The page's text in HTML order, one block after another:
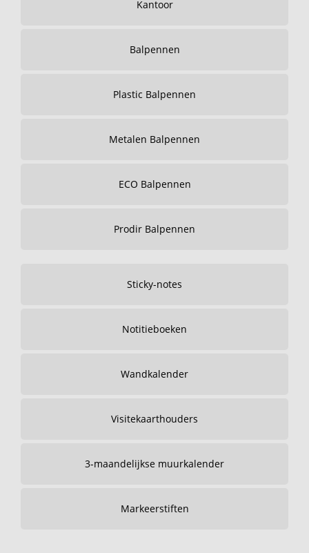
Kantoor
Balpennen
Plastic Balpennen
Metalen Balpennen
ECO Balpennen
Prodir Balpennen
Sticky-notes
Notitieboeken
Wandkalender
Visitekaarthouders
3-maandelijkse muurkalender
Markeerstiften